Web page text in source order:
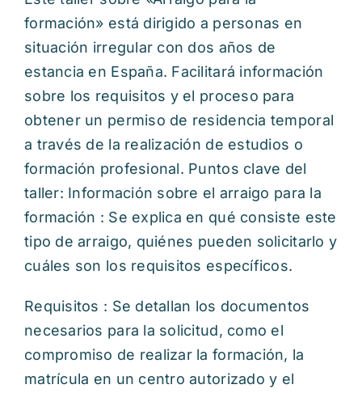
formación» está dirigido a personas en
situación irregular con dos años de
estancia en España. Facilitará información
sobre los requisitos y el proceso para
obtener un permiso de residencia temporal
a través de la realización de estudios o
formación profesional. Puntos clave del
taller: Información sobre el arraigo para la
formación : Se explica en qué consiste este
tipo de arraigo, quiénes pueden solicitarlo y
cuáles son los requisitos específicos.
Requisitos : Se detallan los documentos
necesarios para la solicitud, como el
compromiso de realizar la formación, la
matrícula en un centro autorizado y el